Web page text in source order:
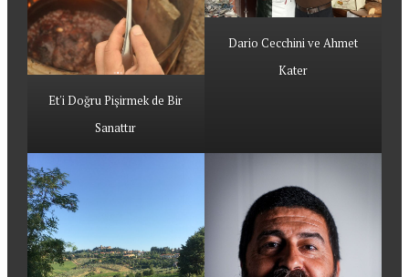
Et'i Doğru Pişirmek de Bir
Sanattır
Dario Cecchini ve Ahmet
Kater